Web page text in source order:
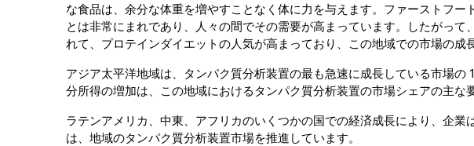
な食品は、余分な体重を増やすことなく体に力を与えます。ファーストフ
とは非常にまれであり、人々の間でその需要が高まっています。したがっ
れて、プロテインダイエットの人気が高まっており、この地域での市場の成
アジア太平洋地域は、タンパク質分析装置の最も急速に成長している市場
分所得の増加は、この地域におけるタンパク質分析装置の市場シェアの主な
ラテンアメリカ、中東、アフリカのいくつかの国での経済成長により、企
は、地域のタンパク質分析装置市場を推進しています。